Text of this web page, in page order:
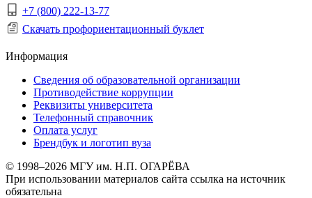
+7 (800) 222-13-77
Скачать профориентационный буклет
Информация
Сведения об образовательной организации
Противодействие коррупции
Реквизиты университета
Телефонный справочник
Оплата услуг
Брендбук и логотип вуза
© 1998–2026 МГУ им. Н.П. ОГАРЁВА
При использовании материалов сайта ссылка на источник
обязательна